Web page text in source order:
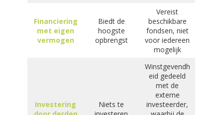
Financiering
met eigen
vermogen
Biedt de
hoogste
opbrengst
Vereist
beschikbare
fondsen, niet
voor iedereen
mogelijk
Investering
Niets te
Winstgevendh
eid gedeeld
met de
externe
investeerder,